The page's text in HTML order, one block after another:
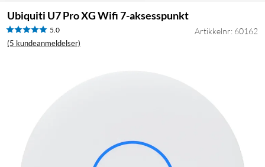
Ubiquiti U7 Pro XG Wifi 7-aksesspunkt
5.0
(5 kundeanmeldelser)
Artikkelnr: 60162